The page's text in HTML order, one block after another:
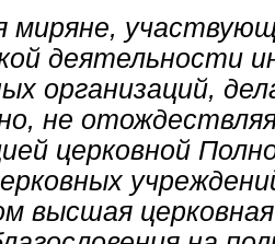
деятельности
организаций,
не
церковной
высшая